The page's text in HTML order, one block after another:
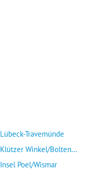
Lübeck-Travemünde
Klützer Winkel/Bolten...
Insel Poel/Wismar